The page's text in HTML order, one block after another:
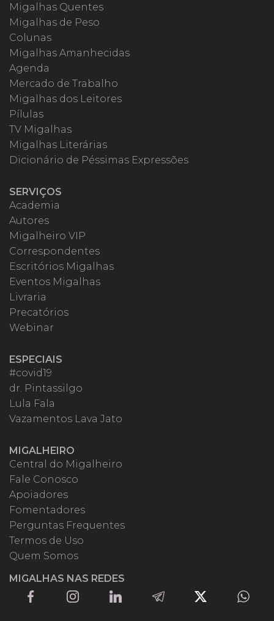
Migalhas Quentes
Migalhas de Peso
Colunas
Migalhas Amanhecidas
Agenda
Mercado de Trabalho
Migalhas dos Leitores
Pílulas
TV Migalhas
Migalhas Literárias
Dicionário de Péssimas Expressões
SERVIÇOS
Academia
Autores
Migalheiro VIP
Correspondentes
Escritórios Migalhas
Eventos Migalhas
Livraria
Precatórios
Webinar
ESPECIAIS
#covid19
dr. Pintassilgo
Lula Fala
Vazamentos Lava Jato
MIGALHEIRO
Central do Migalheiro
Fale Conosco
Apoiadores
Fomentadores
Perguntas Frequentes
Termos de Uso
Quem Somos
MIGALHAS NAS REDES